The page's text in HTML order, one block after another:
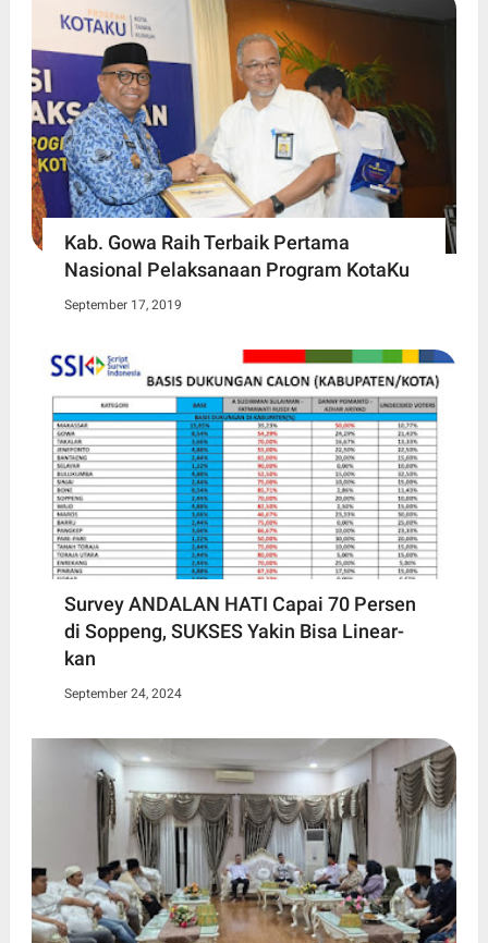
Kab. Gowa Raih Terbaik Pertama
Nasional Pelaksanaan Program KotaKu
September 17, 2019
Survey ANDALAN HATI Capai 70 Persen
di Soppeng, SUKSES Yakin Bisa Linear-
kan
September 24, 2024